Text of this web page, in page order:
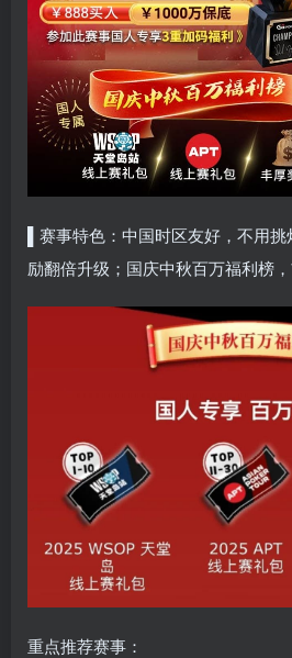
▌赛事特色：中国时区友好，不用
励翻倍升级；国庆中秋百万福利榜
重点推荐赛事：